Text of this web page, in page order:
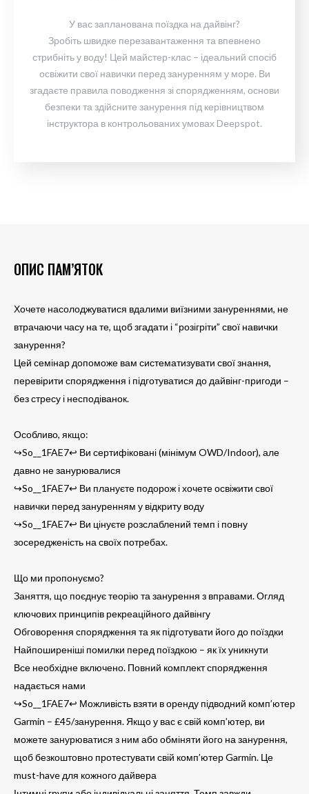
У вас запланована поїздка на дайвінг?
Зробіть швидке перезавантаження та впевнено
стрибніть у воду! Цей майстер-клас – ідеальний спосіб
освіжити свої навички перед зануренням у море. Ви
згадаєте правила поводження зі спорядженням, основи
безпеки та здійсните занурення під керівництвом
інструктора в контрольованих умовах Deepspot.
ОПИС ПАМ’ЯТОК
Хочете насолоджуватися вдалими виїзними зануреннями, не
втрачаючи часу на те, щоб згадати і “розігріти” свої навички
занурення?
Цей семінар допоможе вам систематизувати свої знання,
перевірити спорядження і підготуватися до дайвінг-пригоди –
без стресу і несподіванок.
Особливо, якщо:
↪So__1FAE7↩ Ви сертифіковані (мінімум OWD/Indoor), але
давно не занурювалися
↪So__1FAE7↩ Ви плануєте подорож і хочете освіжити свої
навички перед зануренням у відкриту воду
↪So__1FAE7↩ Ви цінуєте розслаблений темп і повну
зосередженість на своїх потребах.
Що ми пропонуємо?
Заняття, що поєднує теорію та занурення з вправами. Огляд
ключових принципів рекреаційного дайвінгу
Обговорення спорядження та як підготувати його до поїздки
Найпоширеніші помилки перед поїздкою – як їх уникнути
Все необхідне включено. Повний комплект спорядження
надається нами
↪So__1FAE7↩ Можливість взяти в оренду підводний комп’ютер
Garmin – £45/занурення. Якщо у вас є свій комп’ютер, ви
можете занурюватися з ним або обміняти його на занурення,
щоб безкоштовно протестувати свій комп’ютер Garmin. Це
must-have для кожного дайвера